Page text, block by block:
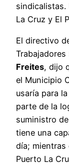
sindicalistas.
La Cruz y El
El directivo
Trabajadores
Freites, dijo
el Municipio
usaría para
parte de la
suministro
tiene una
día; mientras
Puerto La